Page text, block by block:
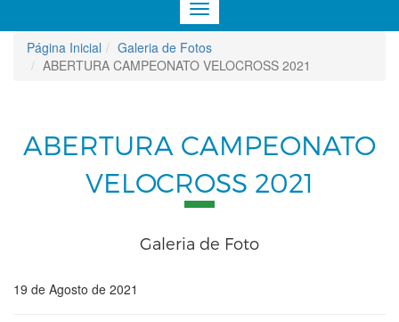
Menu
de
Navegação
Página Inicial
Galeria de Fotos
ABERTURA CAMPEONATO VELOCROSS 2021
ABERTURA CAMPEONATO
VELOCROSS 2021
Galeria de Foto
19 de Agosto de 2021